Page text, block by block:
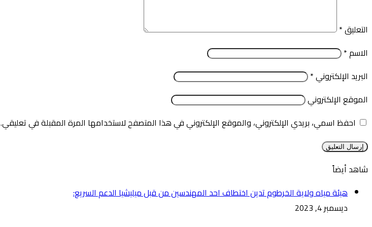
التعليق*
الاسم*
البريد الإلكتروني*
الموقع الإلكتروني
احفظ اسمي، بريدي الإلكتروني، والموقع الإلكتروني في هذا المتصفح لاستخدامها المرة المقبلة في تعليقي.
شاهد أيضاً
هيئة مياه ولاية الخرطوم تدين اختطاف احد المهندسين من قبل ميليشيا الدعم السريع:
ديسمبر 4, 2023